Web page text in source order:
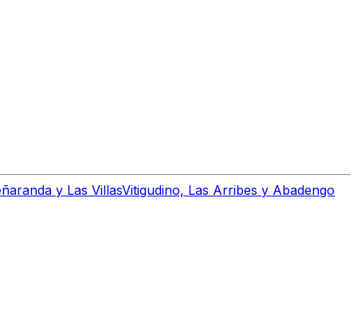
y Las VillasVitigudino, Las Arribes y Abadengo